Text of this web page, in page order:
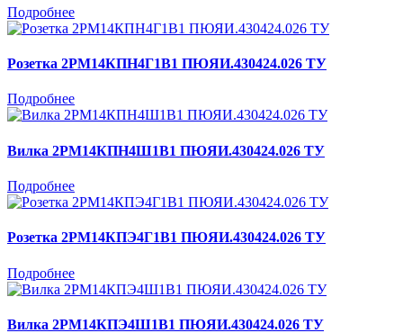
Подробнее
Розетка 2РМ14КПН4Г1В1 ПЮЯИ.430424.026 ТУ
Подробнее
Вилка 2РМ14КПН4Ш1В1 ПЮЯИ.430424.026 ТУ
Подробнее
Розетка 2РМ14КПЭ4Г1В1 ПЮЯИ.430424.026 ТУ
Подробнее
Вилка 2РМ14КПЭ4Ш1В1 ПЮЯИ.430424.026 ТУ